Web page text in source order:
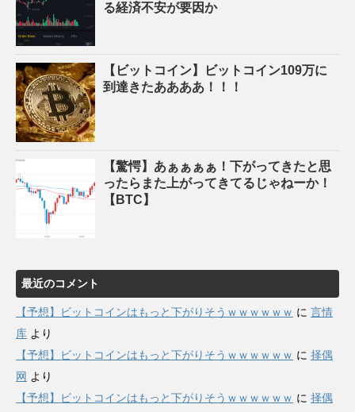
る経済不安が要因か
【ビットコイン】ビットコイン109万に
到達きたああああ！！！
【驚愕】あぁぁぁぁ！下がってきたと思
ったらまた上がってきてるじゃねーか！
【BTC】
最近のコメント
【予想】ビットコインはもっと下がりそうｗｗｗｗｗｗ に 言情
库 より
【予想】ビットコインはもっと下がりそうｗｗｗｗｗｗ に 择偶
网 より
【予想】ビットコインはもっと下がりそうｗｗｗｗｗｗ に 择偶